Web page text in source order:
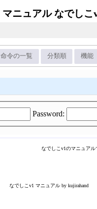
なでしこ
命令の一覧 分類順 機能
Password:
なでしこv1のマニュアル
なでしこv1 マニュアル by kujirahand